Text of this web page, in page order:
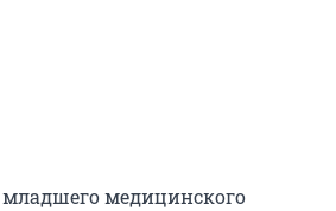
медицинского